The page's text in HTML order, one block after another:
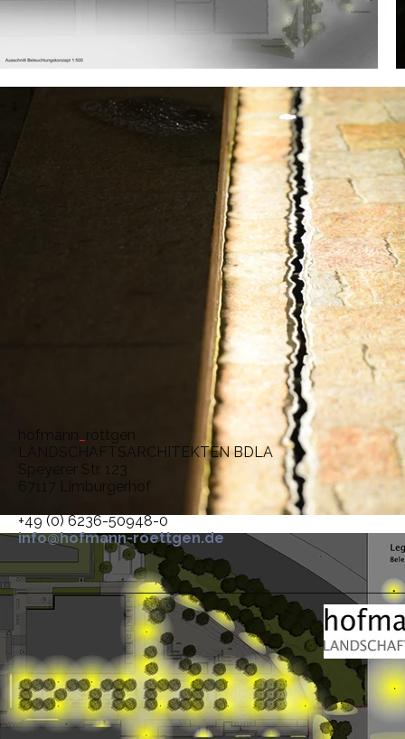
hofmann
röttgen
LANDSCHAFTSARCHITEKTEN BDLA
Speyerer Str. 123
67117 Limburgerhof
+49 (0) 6236-50948-0
info@hofmann-roettgen.de